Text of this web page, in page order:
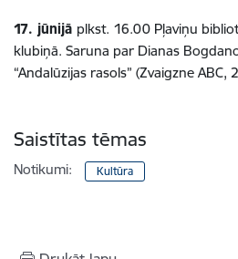
17. jūnijā plkst. 16.00 Pļaviņu
klubiņā. Saruna par Dianas
“Andalūzijas rasols” (Zvaigzne ABC,
Saistītas tēmas
Notikumi: Kultūra